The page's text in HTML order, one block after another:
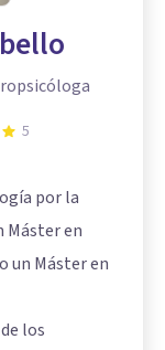
5
por la
Máster en
un Máster en
los